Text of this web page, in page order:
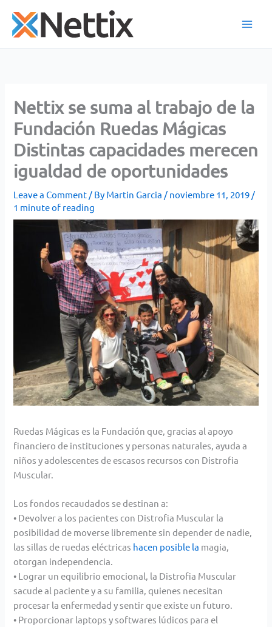
content
Nettix se suma al trabajo de la
Fundación Ruedas Mágicas
Distintas capacidades merecen
igualdad de oportunidades
Leave a Comment / By Martin Garcia / noviembre 11, 2019 /
1 minute of reading
Ruedas Mágicas es la Fundación que, gracias al apoyo
financiero de instituciones y personas naturales, ayuda a
niños y adolescentes de escasos recursos con Distrofia
Muscular.
Los fondos recaudados se destinan a:
• Devolver a los pacientes con Distrofia Muscular la
posibilidad de moverse libremente sin depender de nadie,
las sillas de ruedas eléctricas hacen posible la magia,
otorgan independencia.
• Lograr un equilibrio emocional, la Distrofia Muscular
sacude al paciente y a su familia, quienes necesitan
procesar la enfermedad y sentir que existe un futuro.
• Proporcionar laptops y softwares lúdicos para el